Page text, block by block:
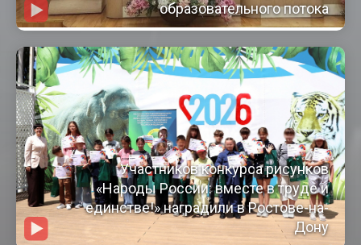
образовательного потока
Участников конкурса рисунков
«Народы России: вместе в труде и
единстве!» наградили в Ростове-на-
Дону